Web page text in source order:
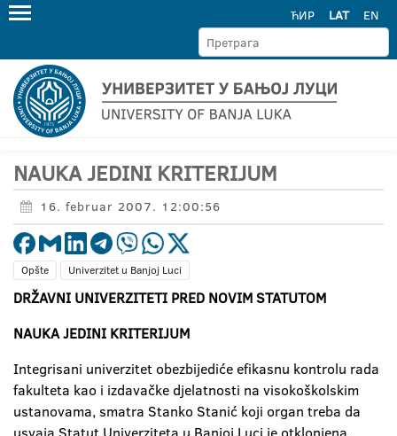
ЋИР LAT EN
NAUKA JEDINI KRITERIJUM
16. februar 2007. 12:00:56
Opšte Univerzitet u Banjoj Luci
DRŽAVNI UNIVERZITETI PRED NOVIM STATUTOM
NAUKA JEDINI KRITERIJUM
Integrisani univerzitet obezbijediće efikasnu kontrolu rada
fakulteta kao i izdavačke djelatnosti na visokoškolskim
ustanovama, smatra Stanko Stanić koji organ treba da